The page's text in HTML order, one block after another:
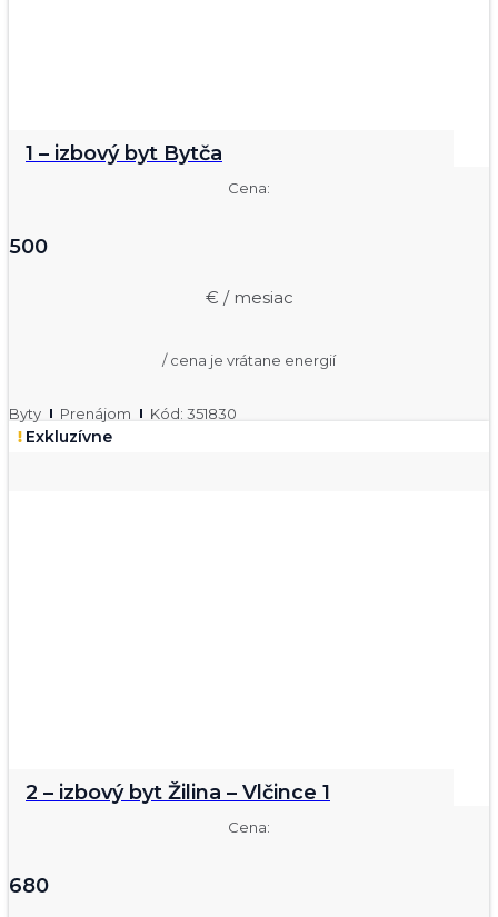
1 – izbový byt Bytča
Cena:
500
€ / mesiac
/ cena je vrátane energií
Byty Prenájom Kód: 351830
Exkluzívne
2 – izbový byt Žilina – Vlčince 1
Cena:
680